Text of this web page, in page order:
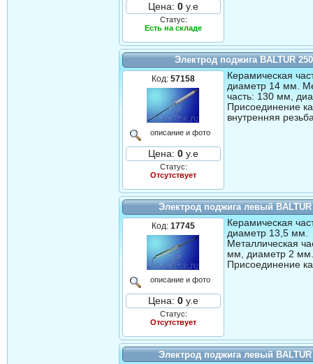
Цена: 0 у.е
Статус:
Есть на складе
Электрод поджига BALTUR
Код:57158
описание и фото
Цена: 0 у.е
Статус:
Отсутствует
Керамическая
диаметр 14 мм.
часть: 130 мм,
Присоединение
внутренняя
Электрод поджига левый
Код:17745
описание и фото
Цена: 0 у.е
Статус:
Отсутствует
Керамическая
диаметр 13,5 мм.
Металлическая
мм, диаметр 2
Присоединение
Электрод поджига левый